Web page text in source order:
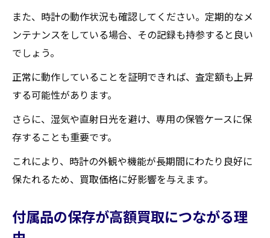
買取後の手続きとその準備
査定価格の確認と理解
ロレックスを国見町で高額買取してもらうため
の専門家のアドバイス
専門家が推奨する買取業者の特徴
時計のメンテナンスの重要性
本物と偽物を見極めるポイント
査定前にできる準備の方法
交渉を円滑に進めるためのコツ
福島県伊達郡国見町でロレックスを最高額で売
また、時計の動作状況も確認してください。定期的なメ
ンテナンスをしている場合、その記録も持参すると良い
でしょう。
正常に動作していることを証明できれば、査定額も上昇
する可能性があります。
さらに、湿気や直射日光を避け、専用の保管ケースに保
存することも重要です。
これにより、時計の外観や機能が長期間にわたり良好に
保たれるため、買取価格に好影響を与えます。
付属品の保存が高額買取につながる理